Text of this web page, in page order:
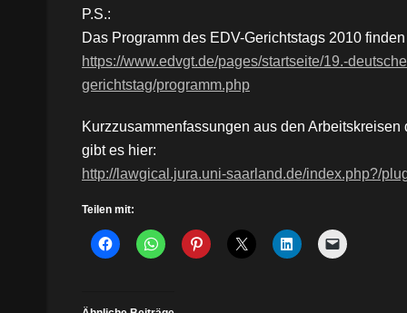
P.S.:
Das Programm des EDV-Gerichtstags 2010
https://www.edvgt.de/pages/startseite/19.-
gerichtstag/programm.php
Kurzzusammenfassungen aus den Arbeitskreisen
gibt es hier:
http://lawgical.jura.uni-saarland.de/index.php?/
Teilen mit: